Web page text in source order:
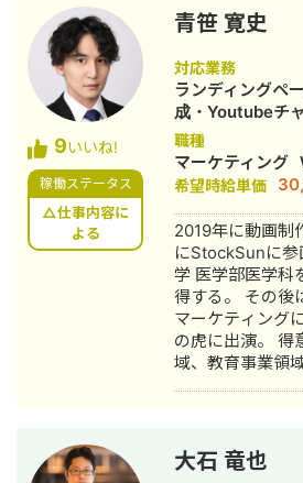
対策を1人で担当
約7倍(3,000→約
わせ件数を1件か
・人材系SEOメ
+評判」で1位、
すすめ」で10位
#YouTube ・法
ネル運営に立ち
ャンネル登録者
得10〜15件達成
撮影、編集、分析全
験業界 ・買取サ
・人材紹介：
・営業代行 ・
食店 ・官公庁
26歳で退職。国
療短期大学へ入学。 ■ 柔道整復
家資格取得・整形外科
後、岐阜県内の
入職。臨床の現
肌で感じ、デジ
の関心が深まる。 ■ 誠美接骨院 創
業・FC学習塾 オーナ
「誠美接骨院」
組みとして交通
の業務提携を締
の高単価ビジネ
後、FC学習塾「
校」のオーナー
入。自院・塾の
用したデジタル
践・検証する中
Webコンサルテ
13年目） 「地域の利益を生み出し課題
解決を実現する
9いいね!
稼働ステータス
△仕事内容に
よる
青笹 寛史
対応業務
ランディングペ
成・Youtubeチ
ち上げ・新規事
行・キャスティ
編集
職種
マーケティング
希望時給単価
2019年に動画制
にStockSunに
学 医学部医学科
得する。 その後は医師にならず、動画
マーケティング
の虎に出演。 得意分野は美容医療領
域、教育事業領
大石 竜也